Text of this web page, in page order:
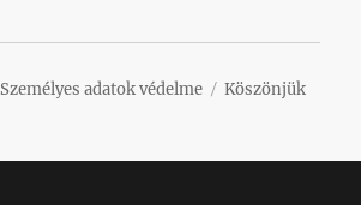
Személyes adatok védelme
Köszönjük